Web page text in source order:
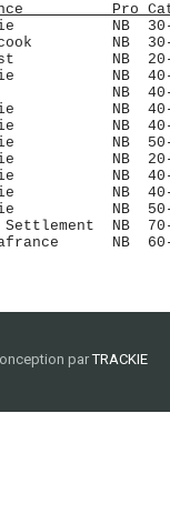
Pro Cat
NB  30-
NB
NB
NB  40-
NB  40-
NB  40-
NB  40-
NB
NB  20-
NB  40-
NB  40-
NB
NB
NB
parTRACKIE